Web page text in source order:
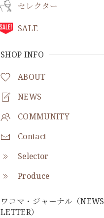
セレクター
SALE
SHOP INFO
ABOUT
NEWS
COMMUNITY
Contact
Selector
Produce
ワコマ・ジャーナル（NEWS
LETTER）